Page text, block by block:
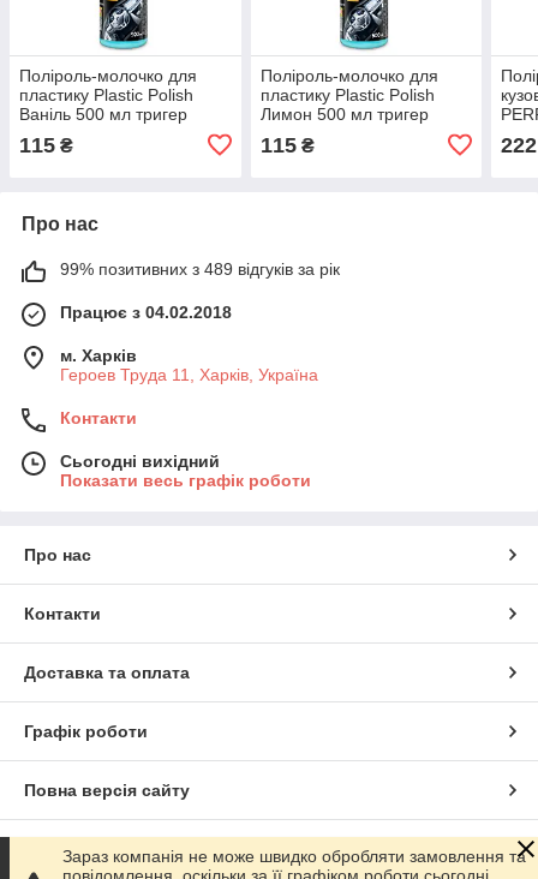
Поліроль-молочко для
пластику Plastic Polish
Ваніль 500 мл тригер
115 ₴
Поліроль-молочко для
пластику Plastic Polish
Лимон 500 мл тригер
115₴ 222
Про нас
99% позитивних з 489 відгуків за рік
Працює з 04.02.2018
м. Харків
Героев Труда 11, Харків, Україна
Контакти
Сьогодні вихідний
Показати весь графік роботи
Про нас
Контакти
Доставка та оплата
Графік роботи
Повна версія сайту
Сайт створено на маркетплейсі Prom.ua
Зараз компанія не може швидко обробляти замовлення та